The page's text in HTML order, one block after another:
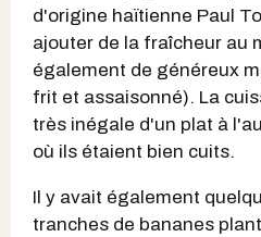
d'origine haïtienne Paul
ajouter de la fraîcheur au
également de généreux
frit et assaisonné). La
très inégale d'un plat à
où ils étaient bien cuits.
Il y avait également
tranches de bananes